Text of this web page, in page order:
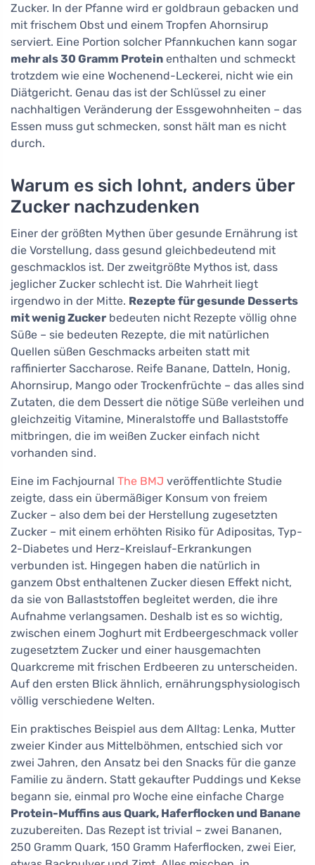
Zucker. In der Pfanne wird er goldbraun gebacken und
mit frischem Obst und einem Tropfen Ahornsirup
serviert. Eine Portion solcher Pfannkuchen kann sogar
mehr als 30 Gramm Protein enthalten und schmeckt
trotzdem wie eine Wochenend-Leckerei, nicht wie ein
Diätgericht. Genau das ist der Schlüssel zu einer
nachhaltigen Veränderung der Essgewohnheiten – das
Essen muss gut schmecken, sonst hält man es nicht
durch.
Warum es sich lohnt, anders über
Zucker nachzudenken
Einer der größten Mythen über gesunde Ernährung ist
die Vorstellung, dass gesund gleichbedeutend mit
geschmacklos ist. Der zweitgrößte Mythos ist, dass
jeglicher Zucker schlecht ist. Die Wahrheit liegt
irgendwo in der Mitte. Rezepte für gesunde Desserts
mit wenig Zucker bedeuten nicht Rezepte völlig ohne
Süße – sie bedeuten Rezepte, die mit natürlichen
Quellen süßen Geschmacks arbeiten statt mit
raffinierter Saccharose. Reife Banane, Datteln, Honig,
Ahornsirup, Mango oder Trockenfrüchte – das alles sind
Zutaten, die dem Dessert die nötige Süße verleihen und
gleichzeitig Vitamine, Mineralstoffe und Ballaststoffe
mitbringen, die im weißen Zucker einfach nicht
vorhanden sind.
Eine im Fachjournal The BMJ veröffentlichte Studie
zeigte, dass ein übermäßiger Konsum von freiem
Zucker – also dem bei der Herstellung zugesetzten
Zucker – mit einem erhöhten Risiko für Adipositas, Typ-
2-Diabetes und Herz-Kreislauf-Erkrankungen
verbunden ist. Hingegen haben die natürlich in
ganzem Obst enthaltenen Zucker diesen Effekt nicht,
da sie von Ballaststoffen begleitet werden, die ihre
Aufnahme verlangsamen. Deshalb ist es so wichtig,
zwischen einem Joghurt mit Erdbeergeschmack voller
zugesetztem Zucker und einer hausgemachten
Quarkcreme mit frischen Erdbeeren zu unterscheiden.
Auf den ersten Blick ähnlich, ernährungsphysiologisch
völlig verschiedene Welten.
Ein praktisches Beispiel aus dem Alltag: Lenka, Mutter
zweier Kinder aus Mittelböhmen, entschied sich vor
zwei Jahren, den Ansatz bei den Snacks für die ganze
Familie zu ändern. Statt gekaufter Puddings und Kekse
begann sie, einmal pro Woche eine einfache Charge
Protein-Muffins aus Quark, Haferflocken und Banane
zuzubereiten. Das Rezept ist trivial – zwei Bananen,
250 Gramm Quark, 150 Gramm Haferflocken, zwei Eier,